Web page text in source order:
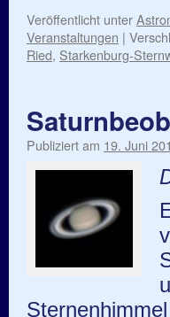
Veröffentlicht unter
Veranstaltungen |
Ried, Starkenburg-
Publiziert am 19. Juni